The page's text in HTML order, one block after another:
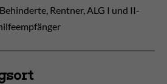
Rentner, ALG I und II-